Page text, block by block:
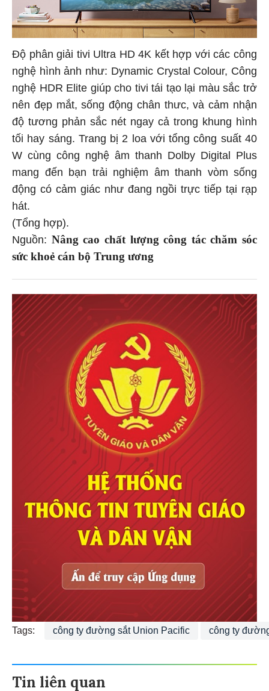
Độ phân giải tivi Ultra HD 4K kết hợp với các công
nghệ hình ảnh như: Dynamic Crystal Colour, Công
nghệ HDR Elite giúp cho tivi tái tạo lại màu sắc trở
nên đẹp mắt, sống động chân thưc, và cảm nhận
độ tương phản sắc nét ngay cả trong khung hình
tối hay sáng. Trang bị 2 loa với tổng công suất 40
W cùng công nghệ âm thanh Dolby Digital Plus
mang đến bạn trải nghiệm âm thanh vòm sống
động có cảm giác như đang ngồi trực tiếp tại rạp
hát.
(Tổng hợp).
Nguồn: Nâng cao chất lượng công tác chăm sóc
sức khoẻ cán bộ Trung ương
Tags: công ty đường sắt Union Pacific công ty
Tin liên quan